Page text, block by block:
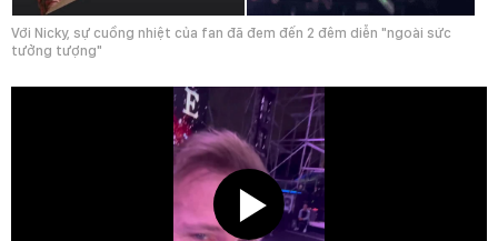
Với Nicky, sự cuồng nhiệt của fan đã đem đến 2 đêm diễn "ngoài sức
tưởng tượng"